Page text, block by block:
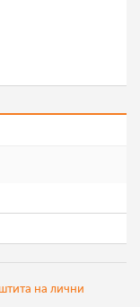
на лични